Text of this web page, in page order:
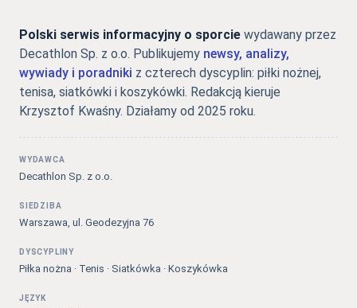
Polski serwis informacyjny o sporcie wydawany przez
Decathlon Sp. z o.o. Publikujemy newsy, analizy,
wywiady i poradniki z czterech dyscyplin: piłki nożnej,
tenisa, siatkówki i koszykówki. Redakcją kieruje
Krzysztof Kwaśny. Działamy od 2025 roku.
WYDAWCA
Decathlon Sp. z o.o.
SIEDZIBA
Warszawa, ul. Geodezyjna 76
DYSCYPLINY
Piłka nożna · Tenis · Siatkówka · Koszykówka
JĘZYK